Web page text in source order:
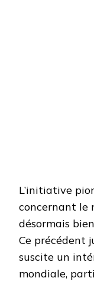
L’initiative
concernant le
désormais
Ce précédent
suscite un
mondiale,